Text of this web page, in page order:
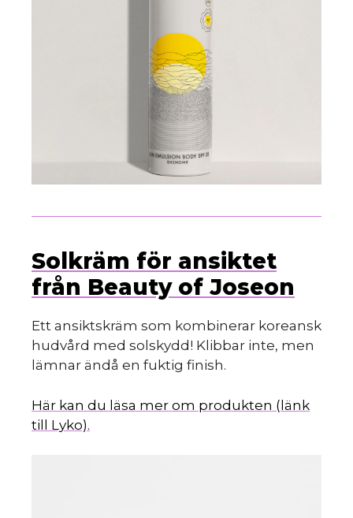
Solkräm för ansiktet
från Beauty of Joseon
Ett ansiktskräm som kombinerar koreansk
hudvård med solskydd! Klibbar inte, men
lämnar ändå en fuktig finish.
Här kan du läsa mer om produkten (länk
till Lyko).